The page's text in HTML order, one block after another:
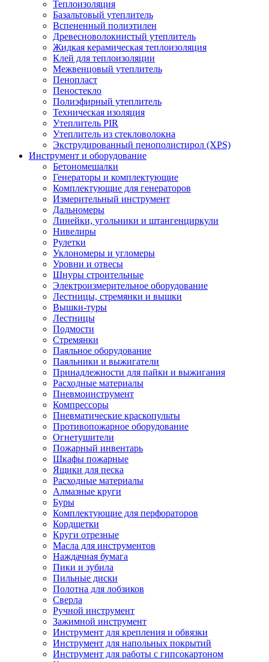
Теплоизоляция
Базальтовый утеплитель
Вспененный полиэтилен
Древесноволокнистый утеплитель
Жидкая керамическая теплоизоляция
Клей для теплоизоляции
Межвенцовый утеплитель
Пенопласт
Пеностекло
Полиэфирный утеплитель
Техническая изоляция
Утеплитель PIR
Утеплитель из стекловолокна
Экструдированный пенополистирол (XPS)
Инструмент и оборудование
Бетономешалки
Генераторы и комплектующие
Комплектующие для генераторов
Измерительный инструмент
Дальномеры
Линейки, угольники и штангенциркули
Нивелиры
Рулетки
Уклономеры и угломеры
Уровни и отвесы
Шнуры строительные
Электроизмерительное оборудование
Лестницы, стремянки и вышки
Вышки-туры
Лестницы
Подмости
Стремянки
Паяльное оборудование
Паяльники и выжигатели
Принадлежности для пайки и выжигания
Расходные материалы
Пневмоинструмент
Компрессоры
Пневматические краскопульты
Противопожарное оборудование
Огнетушители
Пожарный инвентарь
Шкафы пожарные
Ящики для песка
Расходные материалы
Алмазные круги
Буры
Комплектующие для перфораторов
Кордщетки
Круги отрезные
Масла для инструментов
Наждачная бумага
Пики и зубила
Пильные диски
Полотна для лобзиков
Сверла
Ручной инструмент
Зажимной инструмент
Инструмент для крепления и обвязки
Инструмент для напольных покрытий
Инструмент для работы с гипсокартоном